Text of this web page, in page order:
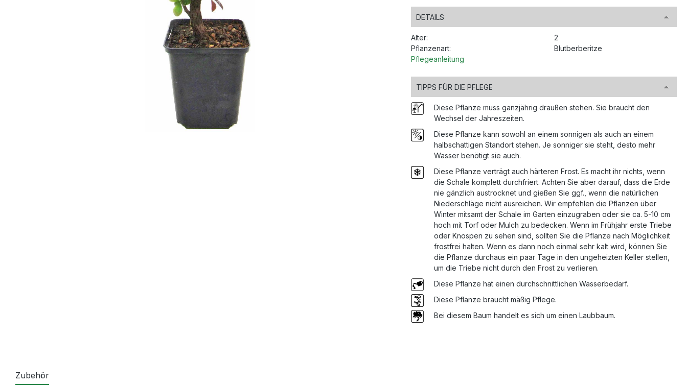
DETAILS
Alter:
2
Pflanzenart:
Blutberberitze
Pflegeanleitung
TIPPS FÜR DIE PFLEGE
Diese Pflanze muss ganzjährig draußen stehen. Sie braucht den
Wechsel der Jahreszeiten.
Diese Pflanze kann sowohl an einem sonnigen als auch an einem
halbschattigen Standort stehen. Je sonniger sie steht, desto mehr
Wasser benötigt sie auch.
Diese Pflanze verträgt auch härteren Frost. Es macht ihr nichts, wenn
die Schale komplett durchfriert. Achten Sie aber darauf, dass die Erde
nie gänzlich austrocknet und gießen Sie ggf., wenn die natürlichen
Niederschläge nicht ausreichen. Wir empfehlen die Pflanzen über
Winter mitsamt der Schale im Garten einzugraben oder sie ca. 5-10 cm
hoch mit Torf oder Mulch zu bedecken. Wenn im Frühjahr erste Triebe
oder Knospen zu sehen sind, sollten Sie die Pflanze nach Möglichkeit
frostfrei halten. Wenn es dann noch einmal sehr kalt wird, können Sie
die Pflanze durchaus ein paar Tage in den ungeheizten Keller stellen,
um die Triebe nicht durch den Frost zu verlieren.
Diese Pflanze hat einen durchschnittlichen Wasserbedarf.
Diese Pflanze braucht mäßig Pflege.
Bei diesem Baum handelt es sich um einen Laubbaum.
Zubehör